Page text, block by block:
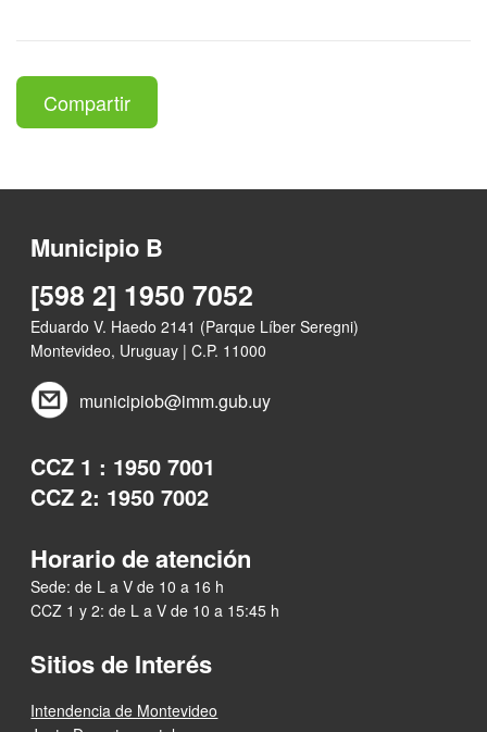
Compartir
Municipio B
[598 2] 1950 7052
Eduardo V. Haedo 2141 (Parque Líber Seregni)
Montevideo, Uruguay | C.P. 11000
municipiob@imm.gub.uy
CCZ 1 : 1950 7001
CCZ 2: 1950 7002
Horario de atención
Sede: de L a V de 10 a 16 h
CCZ 1 y 2: de L a V de 10 a 15:45 h
Sitios de Interés
Intendencia de Montevideo